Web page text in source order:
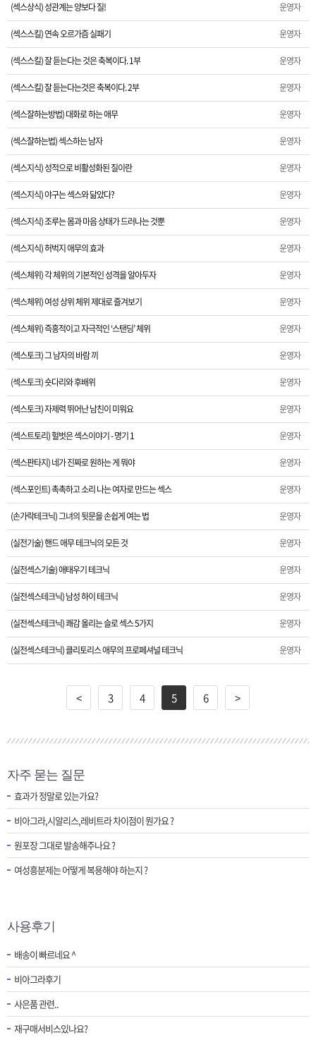
지
회
(섹스상식) 성관계는 양보다 질! 운영자
(섹스스킬) 연속 오르가즘 실패기 운영자
(섹스스킬) 잘 듣는다는 것은 축복이다. 1부 운영자
(섹스스킬) 잘 듣는다는것은 축복이다. 2부 운영자
(섹스잘하는방법) 대화로 하는 애무 운영자
(섹스잘하는법) 섹스하는 남자 운영자
(섹스지식) 성적으로 비활성화된 질이란 운영자
(섹스지식) 야구는 섹스와 닮았다? 운영자
(섹스지식) 조루는 몸과 마음 상태가 드러나는 것뿐 운영자
(섹스지식) 허벅지 애무의 효과 운영자
(섹스체위) 각 체위의 기본적인 성격을 알아두자 운영자
(섹스체위) 여성 상위 체위 제대로 즐겨보기 운영자
(섹스체위) 즉흥적이고 자극적인 ‘스탠딩’ 체위 운영자
(섹스토크) 그 남자의 바람 끼 운영자
(섹스토크) 숏다리와 후배위 운영자
(섹스토크) 자제력 뛰어난 남친이 미워요 운영자
(섹스트토리) 헐벗은 섹스이야기 - 명기 1 운영자
(섹스판타지) 네가 진짜로 원하는 게 뭐야 운영자
(섹스포인트) 촉촉하고 소리 나는 여자로 만드는 섹스 운영자
(손가락테크닉) 그녀의 뒷문을 손쉽게 여는 법 운영자
(실전기술) 핸드 애무 테크닉의 모든 것 운영자
(실전섹스기술) 애태우기 테크닉 운영자
(실전섹스테크닉) 남성 하이 테크닉 운영자
(실전섹스테크닉) 쾌감 올리는 슬로 섹스 5가지 운영자
(실전섹스테크닉) 클리토리스 애무의 프로페셔널 테크닉 운영자
< 3 4 5 6 >
자주 묻는 질문
효과가 정말로 있는가요?
비아그라,시알리스,레비트라 차이점이 뭔가요 ?
원포장 그대로 발송해주나요 ?
여성흥분제는 어떻게 복용해야 하는지 ?
사용후기
배송이 빠르네요 ^
비아그라후기
사은품 관련..
재구매서비스있나요?